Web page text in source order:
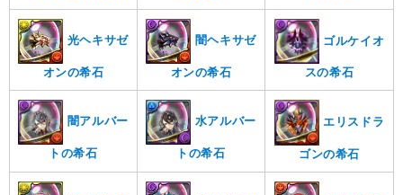
光ヘキサゼ
オンの希石
闇ヘキサゼ
オンの希石
ゴルケイオ
スの希石
闇アルバー
トの希石
水アルバー
トの希石
エリスドラ
ゴンの希石